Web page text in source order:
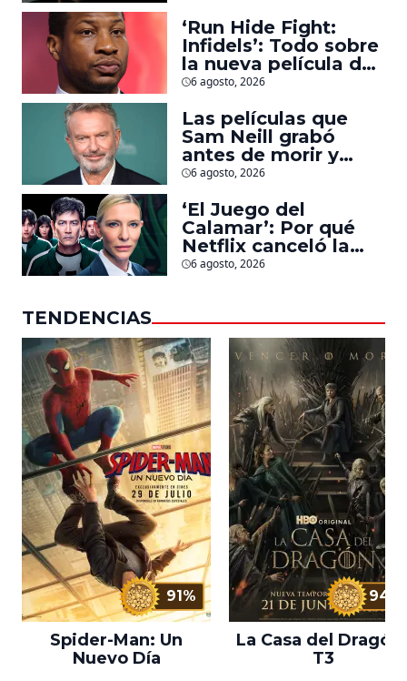
deportaciones
‘Run Hide Fight:
Infidels’: Todo sobre
la nueva película de
Jonathan Majors en
islamistas radicales
6 agosto, 2026
Las películas que
Sam Neill grabó
antes de morir y
llegarán pronto a
6 agosto, 2026
‘El Juego del
Calamar’: Por qué
Netflix canceló la
serie de David
Unidos
6 agosto, 2026
TENDENCIAS
91%
Spider-Man: Un
Nuevo Día
94%
La Casa del Dragón
T3